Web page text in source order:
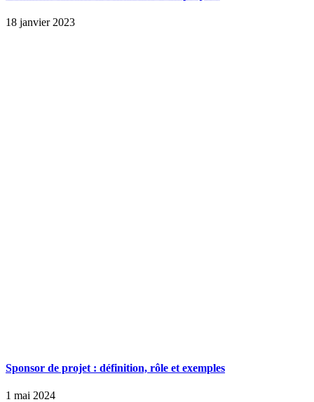
18 janvier 2023
Sponsor de projet : définition, rôle et exemples
1 mai 2024